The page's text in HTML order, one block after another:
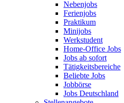
Nebenjobs
Ferienjobs
Praktikum
Minijobs
Werkstudent
Home-Office Jobs
Jobs ab sofort
Tätigkeitsbereiche
Beliebte Jobs
Jobbörse
Jobs Deutschland